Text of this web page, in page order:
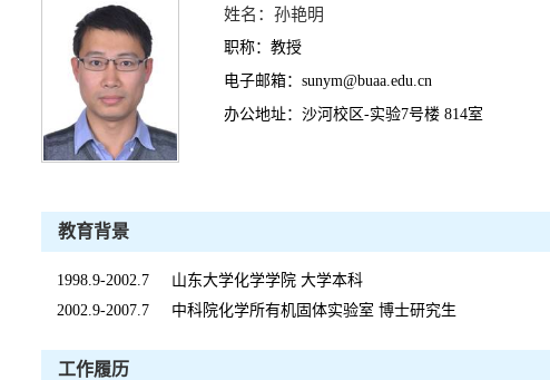
姓名：孙艳明
职称：教授
电子邮箱：sunym@buaa.edu.cn
办公地址：沙河校区-实验7号楼 814室
教育背景
1998.9-2002.7 山东大学化学学院 大学本科
2002.9-2007.7 中科院化学所有机固体实验室 博士研究生
工作履历